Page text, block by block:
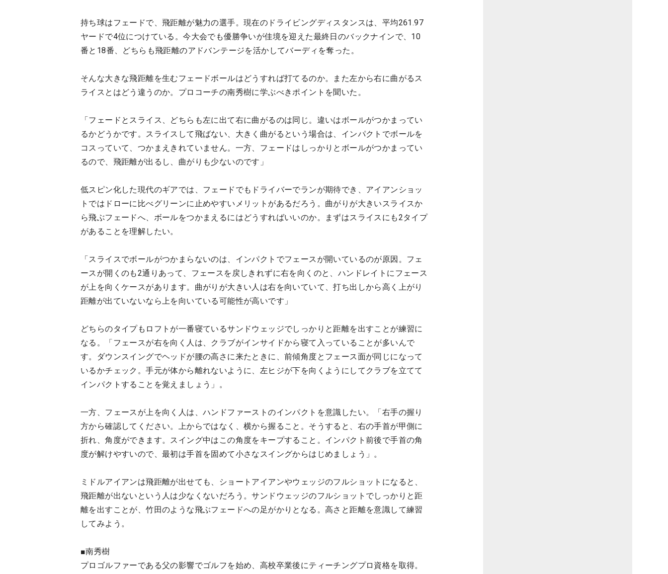
持ち球はフェードで、飛距離が魅力の選手。現在のドライビングディスタンスは、平均261.97
ヤードで4位につけている。今大会でも優勝争いが佳境を迎えた最終日のバックナインで、10
番と18番、どちらも飛距離のアドバンテージを活かしてバーディを奪った。
そんな大きな飛距離を生むフェードボールはどうすれば打てるのか。また左から右に曲がるス
ライスとはどう違うのか。プロコーチの南秀樹に学ぶべきポイントを聞いた。
「フェードとスライス、どちらも左に出て右に曲がるのは同じ。違いはボールがつかまってい
るかどうかです。スライスして飛ばない、大きく曲がるという場合は、インパクトでボールを
コスっていて、つかまえきれていません。一方、フェードはしっかりとボールがつかまってい
るので、飛距離が出るし、曲がりも少ないのです」
低スピン化した現代のギアでは、フェードでもドライバーでランが期待でき、アイアンショッ
トではドローに比べグリーンに止めやすいメリットがあるだろう。曲がりが大きいスライスか
ら飛ぶフェードへ、ボールをつかまえるにはどうすればいいのか。まずはスライスにも2タイプ
があることを理解したい。
「スライスでボールがつかまらないのは、インパクトでフェースが開いているのが原因。フェ
ースが開くのも2通りあって、フェースを戻しきれずに右を向くのと、ハンドレイトにフェース
が上を向くケースがあります。曲がりが大きい人は右を向いていて、打ち出しから高く上がり
距離が出ていないなら上を向いている可能性が高いです」
どちらのタイプもロフトが一番寝ているサンドウェッジでしっかりと距離を出すことが練習に
なる。「フェースが右を向く人は、クラブがインサイドから寝て入っていることが多いんで
す。ダウンスイングでヘッドが腰の高さに来たときに、前傾角度とフェース面が同じになって
いるかチェック。手元が体から離れないように、左ヒジが下を向くようにしてクラブを立てて
インパクトすることを覚えましょう」。
一方、フェースが上を向く人は、ハンドファーストのインパクトを意識したい。「右手の握り
方から確認してください。上からではなく、横から握ること。そうすると、右の手首が甲側に
折れ、角度ができます。スイング中はこの角度をキープすること。インパクト前後で手首の角
度が解けやすいので、最初は手首を固めて小さなスイングからはじめましょう」。
ミドルアイアンは飛距離が出せても、ショートアイアンやウェッジのフルショットになると、
飛距離が出ないという人は少なくないだろう。サンドウェッジのフルショットでしっかりと距
離を出すことが、竹田のような飛ぶフェードへの足がかりとなる。高さと距離を意識して練習
してみよう。
■南秀樹
プロゴルファーである父の影響でゴルフを始め、高校卒業後にティーチングプロ資格を取得。